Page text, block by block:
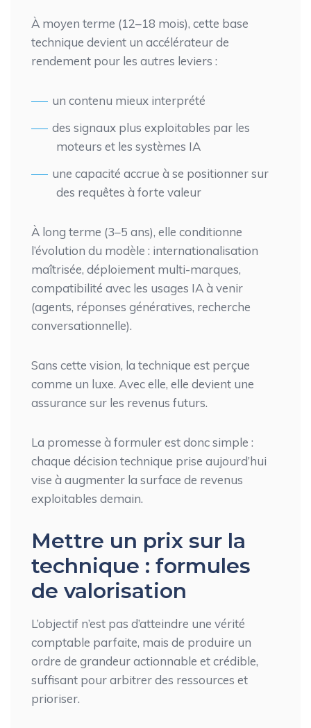
À moyen terme (12–18 mois), cette base
technique devient un accélérateur de
rendement pour les autres leviers :
un contenu mieux interprété
des signaux plus exploitables par les
moteurs et les systèmes IA
une capacité accrue à se positionner sur
des requêtes à forte valeur
À long terme (3–5 ans), elle conditionne
l’évolution du modèle : internationalisation
maîtrisée, déploiement multi-marques,
compatibilité avec les usages IA à venir
(agents, réponses génératives, recherche
conversationnelle).
Sans cette vision, la technique est perçue
comme un luxe. Avec elle, elle devient une
assurance sur les revenus futurs.
La promesse à formuler est donc simple :
chaque décision technique prise aujourd’hui
vise à augmenter la surface de revenus
exploitables demain.
Mettre un prix sur la
technique : formules
de valorisation
L’objectif n’est pas d’atteindre une vérité
comptable parfaite, mais de produire un
ordre de grandeur actionnable et crédible,
suffisant pour arbitrer des ressources et
prioriser.